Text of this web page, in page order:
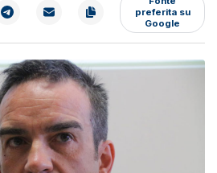
preferita su
Google